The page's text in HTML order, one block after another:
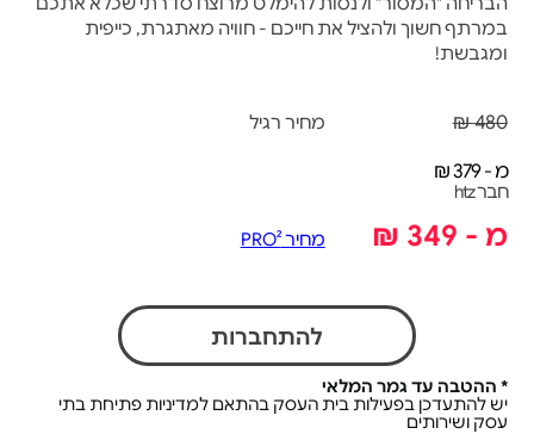
במרתף חשוך ולהציל את חייכם - חוויה מאתגרת, כייפית
ומגבשת!
480 ₪ מחיר רגיל
מ - 379 ₪
חבר htz
מ - 349 ₪ מחיר PRO²
להתחברות
* ההטבה עד גמר המלאי
יש להתעדכן בפעילות בית העסק בהתאם למדיניות פתיחת בתי
עסק ושירותים